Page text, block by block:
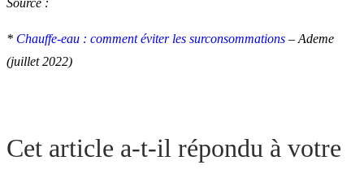
Source :
* Chauffe-eau : comment éviter les surconsommations – Ademe
(juillet 2022)
Cet article a-t-il répondu à votre